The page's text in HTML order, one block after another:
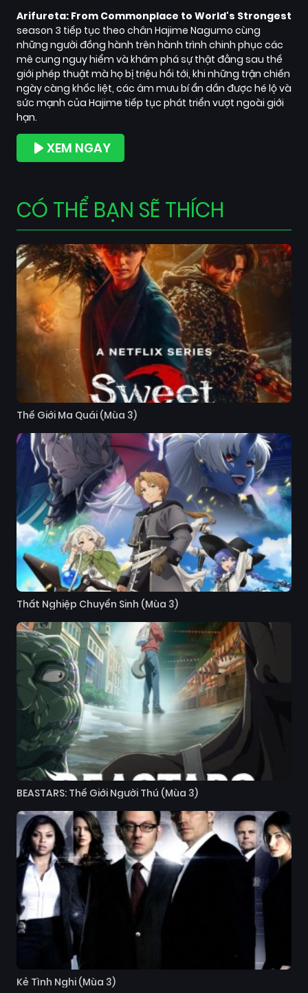
Arifureta: From Commonplace to World's Strongest
season 3 tiếp tục theo chân Hajime Nagumo cùng
những người đồng hành trên hành trình chinh phục các
mê cung nguy hiểm và khám phá sự thật đằng sau thế
giới phép thuật mà họ bị triệu hồi tới, khi những trận chiến
ngày càng khốc liệt, các âm mưu bí ẩn dần được hé lộ và
sức mạnh của Hajime tiếp tục phát triển vượt ngoài giới
hạn.
XEM NGAY
CÓ THỂ BẠN SẼ THÍCH
Thế Giới Ma Quái (Mùa 3)
Thất Nghiệp Chuyển Sinh (Mùa 3)
BEASTARS: Thế Giới Người Thú (Mùa 3)
Kẻ Tình Nghi (Mùa 3)